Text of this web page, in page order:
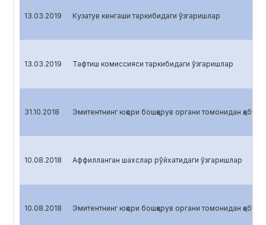
13.03.2019 Кузатув кенгаши таркибидаги ўзгаришлар
13.03.2019 Тафтиш комиссияси таркибидаги ўзгаришлар
31.10.2018 Эмитентнинг юқори бошқарув органи томонидан қабул
10.08.2018 Аффилланган шахслар рўйхатидаги ўзгаришлар
10.08.2018 Эмитентнинг юқори бошқарув органи томонидан қабул